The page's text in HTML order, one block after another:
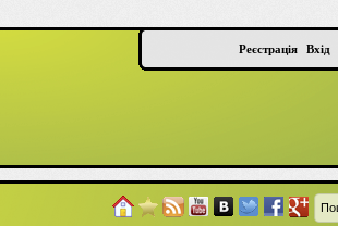
Вхід
Реєстрація